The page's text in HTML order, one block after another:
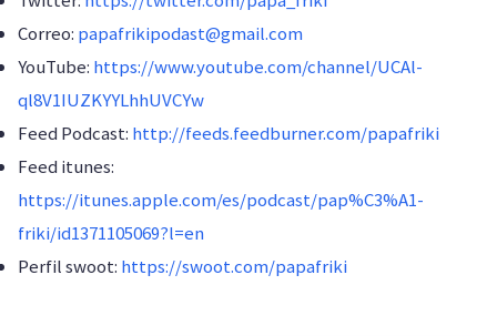
Correo: papafrikipodast@gmail.com
YouTube: https://www.youtube.com/channel/UCAl-
ql8V1IUZKYYLhhUVCYw
Feed Podcast: http://feeds.feedburner.com/papafriki
Feed itunes:
https://itunes.apple.com/es/podcast/pap%C3%A1-
friki/id1371105069?l=en
Perfil swoot: https://swoot.com/papafriki